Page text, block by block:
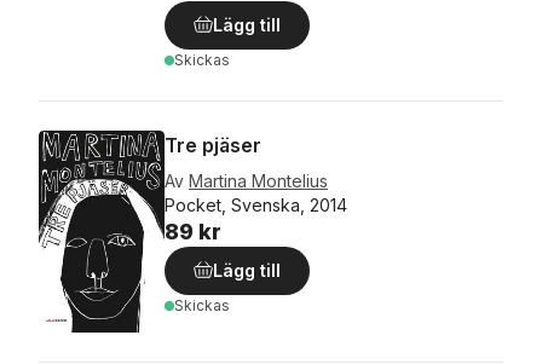
Lägg till
Skickas
Tre pjäser
Av Martina Montelius
Pocket, Svenska, 2014
89 kr
Lägg till
Skickas